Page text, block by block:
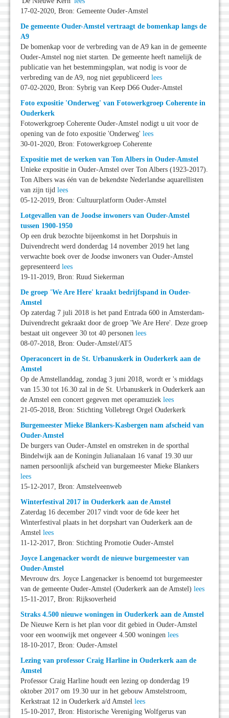
17-02-2020, Bron: Gemeente Ouder-Amstel
De gemeente Ouder-Amstel vertraagt de bomenkap langs de
A9
De bomenkap voor de verbreding van de A9 kan in de gemeente
Ouder-Amstel nog niet starten. De gemeente heeft namelijk de
publicatie van het bestemmingsplan, wat nodig is voor de
verbreding van de A9, nog niet gepubliceerd lees
07-02-2020, Bron: Sybrig van Keep D66 Ouder-Amstel
Foto expositie 'Onderweg' van Fotowerkgroep Coherente in
Ouderkerk
Fotowerkgroep Coherente Ouder-Amstel nodigt u uit voor de
opening van de foto expositie 'Onderweg' lees
30-01-2020, Bron: Fotowerkgroep Coherente
Expositie met de werken van Ton Albers in Ouder-Amstel
Unieke expositie in Ouder-Amstel over Ton Albers (1923-2017).
Ton Albers was één van de bekendste Nederlandse aquarellisten
van zijn tijd lees
05-12-2019, Bron: Cultuurplatform Ouder-Amstel
Lotgevallen van de Joodse inwoners van Ouder-Amstel
tussen 1900-1950
Op een druk bezochte bijeenkomst in het Dorpshuis in
Duivendrecht werd donderdag 14 november 2019 het lang
verwachte boek over de Joodse inwoners van Ouder-Amstel
gepresenteerd lees
19-11-2019, Bron: Ruud Siekerman
De groep 'We Are Here' kraakt bedrijfspand in Ouder-
Amstel
Op zaterdag 7 juli 2018 is het pand Entrada 600 in Amsterdam-
Duivendrecht gekraakt door de groep 'We Are Here'. Deze groep
bestaat uit ongeveer 30 tot 40 personen lees
08-07-2018, Bron: Ouder-Amstel/AT5
Operaconcert in de St. Urbanuskerk in Ouderkerk aan de
Amstel
Op de Amstellanddag, zondag 3 juni 2018, wordt er 's middags
van 15.30 tot 16.30 zal in de St. Urbanuskerk in Ouderkerk aan
de Amstel een concert gegeven met operamuziek lees
21-05-2018, Bron: Stichting Vollebregt Orgel Ouderkerk
Burgemeester Mieke Blankers-Kasbergen nam afscheid van
Ouder-Amstel
De burgers van Ouder-Amstel en omstreken in de sporthal
Bindelwijk aan de Koningin Julianalaan 16 vanaf 19.30 uur
namen persoonlijk afscheid van burgemeester Mieke Blankers
lees
15-12-2017, Bron: Amstelveenweb
Winterfestival 2017 in Ouderkerk aan de Amstel
Zaterdag 16 december 2017 vindt voor de 6de keer het
Winterfestival plaats in het dorpshart van Ouderkerk aan de
Amstel lees
11-12-2017, Bron: Stichting Promotie Ouder-Amstel
Joyce Langenacker wordt de nieuwe burgemeester van
Ouder-Amstel
Mevrouw drs. Joyce Langenacker is benoemd tot burgemeester
van de gemeente Ouder-Amstel (Ouderkerk aan de Amstel) lees
15-11-2017, Bron: Rijksoverheid
Straks 4.500 nieuwe woningen in Ouderkerk aan de Amstel
De Nieuwe Kern is het plan voor dit gebied in Ouder-Amstel
voor een woonwijk met ongeveer 4.500 woningen lees
18-10-2017, Bron: Ouder-Amstel
Lezing van professor Craig Harline in Ouderkerk aan de
Amstel
Professor Craig Harline houdt een lezing op donderdag 19
oktober 2017 om 19.30 uur in het gebouw Amstelstroom,
Kerkstraat 12 in Ouderkerk a/d Amstel lees
15-10-2017, Bron: Historische Vereniging Wolfgerus van